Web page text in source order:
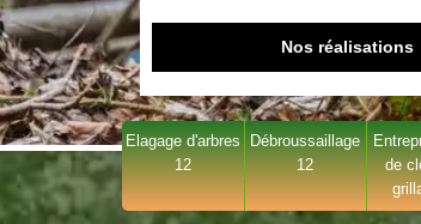
Nos réalisations
Elagage d'arbres
12
Débroussaillage
12
de